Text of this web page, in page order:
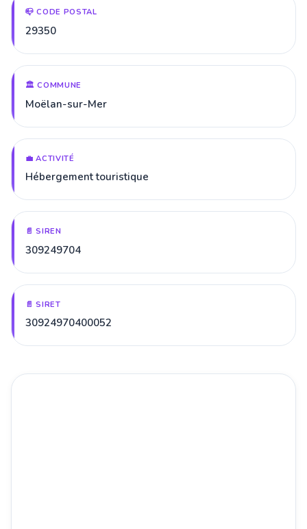
📪 CODE POSTAL
29350
🏛️ COMMUNE
Moëlan-sur-Mer
💼 ACTIVITÉ
Hébergement touristique
📄 SIREN
309249704
📄 SIRET
30924970400052